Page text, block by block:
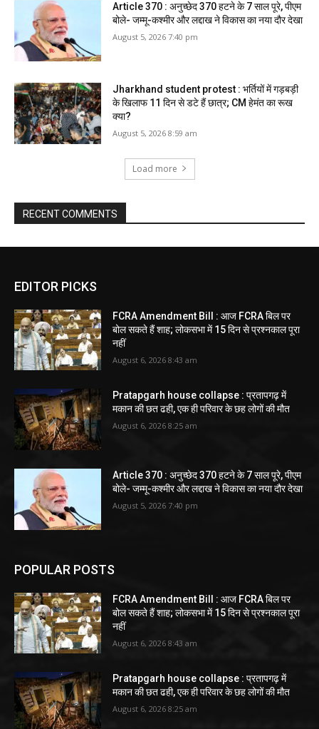
Article 370 : अनुच्छेद 370 हटने के 7 साल पूरे, पीएम
बोले- जम्मू-कश्मीर और लद्दाख ने विकास का नया दौर देखा
August 5, 2026 7:40 pm
Jharkhand student protest : भर्तियों में गड़बड़ी
के खिलाफ 11 दिन से डटे हैं छात्र; CM हेमंत का रूख
क्या?
August 5, 2026 8:59 am
Load more
RECENT COMMENTS
EDITOR PICKS
FCRA Amendment Bill : आज FCRA बिल पर
बोल सकते हैं शाह; लोकसभा में 15 दिन से प्रश्नकाल पूरा
नहीं
August 6, 2026 8:43 am
Pratapgarh house collapse : प्रतापगढ़ में
मकान की छत ढही, एक ही परिवार के छह लोगों की मौत
August 6, 2026 8:25 am
Article 370 : अनुच्छेद 370 हटने के 7 साल पूरे, पीएम
बोले- जम्मू-कश्मीर और लद्दाख ने विकास का नया दौर देखा
August 5, 2026 7:40 pm
POPULAR POSTS
FCRA Amendment Bill : आज FCRA बिल पर
बोल सकते हैं शाह; लोकसभा में 15 दिन से प्रश्नकाल पूरा
नहीं
August 6, 2026 8:43 am
Pratapgarh house collapse : प्रतापगढ़ में
मकान की छत ढही, एक ही परिवार के छह लोगों की मौत
August 6, 2026 8:25 am